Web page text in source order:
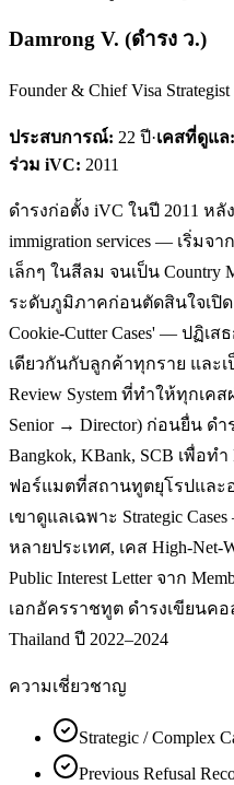
Damrong V. (ดำรง ว.)
Founder & Chief Visa Strategist
ประสบการณ์: 22 ปี·เคสที่ดูแล:
ร่วม iVC: 2011
ดำรงก่อตั้ง iVC ในปี 2011 หลั
immigration services — เริ่มจ
เล็กๆ ในสีลม จนเป็น Country
ระดับภูมิภาคก่อนตัดสินใจเปิด
Cookie-Cutter Cases' — ปฏิเ
เดียวกันกับลูกค้าทุกราย และ
Review System ที่ทำให้ทุกเค
Senior → Director) ก่อนยื่น ดำ
Bangkok, KBank, SCB เพื่อทำ
ฟอร์แมตที่สถานทูตยุโรปและ
เขาดูแลเฉพาะ Strategic
หลายประเทศ, เคส High-Net-
Public Interest Letter จาก
เอกอัครราชทูต ดำรงเขียนคอ
Thailand ปี 2022–2024
ความเชี่ยวชาญ
Strategic / Complex
Previous Refusal